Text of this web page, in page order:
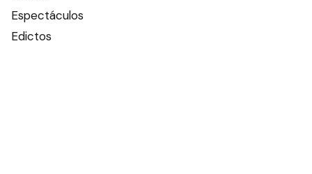
Espectáculos
Edictos